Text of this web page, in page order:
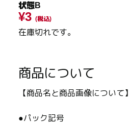
状態B
¥3 (税込)
在庫切れです。
商品について
【商品名と商品画像について】
●パック記号